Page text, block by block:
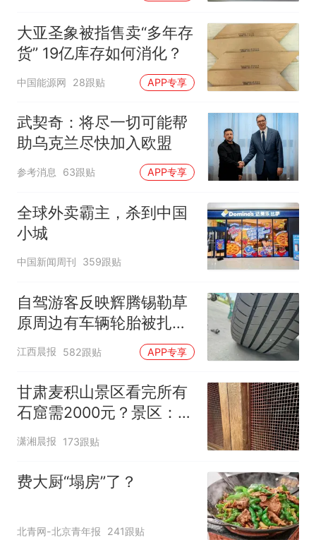
大亚圣象被指售卖“多年存
货” 19亿库存如何消化？
中国能源网 28跟贴 APP专享
武契奇：将尽一切可能帮
助乌克兰尽快加入欧盟
参考消息 63跟贴 APP专享
全球外卖霸主，杀到中国
小城
中国新闻周刊 359跟贴
自驾游客反映辉腾锡勒草
原周边有车辆轮胎被扎，
修理店铺换胎价格高达千
元，官方发布情况通报
江西晨报 582跟贴 APP专享
甘肃麦积山景区看完所有
石窟需2000元？景区：部
分石窟受特别保护，游客
潇湘晨报 173跟贴
费大厨“塌房”了？
北青网-北京青年报 241跟贴